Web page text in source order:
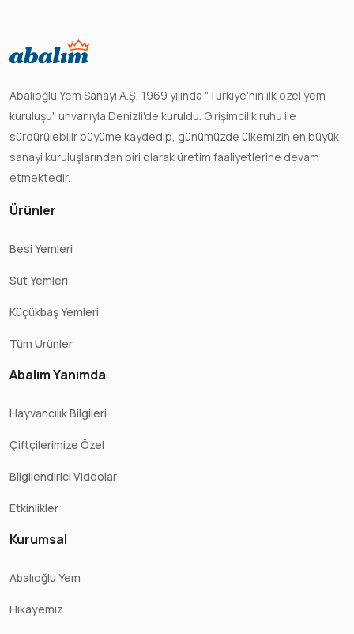
Abalıoğlu Yem Sanayi A.Ş, 1969 yılında "Türkiye'nin ilk özel yem
kuruluşu" unvanıyla Denizli'de kuruldu. Girişimcilik ruhu ile
sürdürülebilir büyüme kaydedip, günümüzde ülkemizin en büyük
sanayi kuruluşlarından biri olarak üretim faaliyetlerine devam
etmektedir.
Ürünler
Besi Yemleri
Süt Yemleri
Küçükbaş Yemleri
Tüm Ürünler
Abalım Yanımda
Hayvancılık Bilgileri
Çiftçilerimize Özel
Bilgilendirici Videolar
Etkinlikler
Kurumsal
Abalıoğlu Yem
Hikayemiz